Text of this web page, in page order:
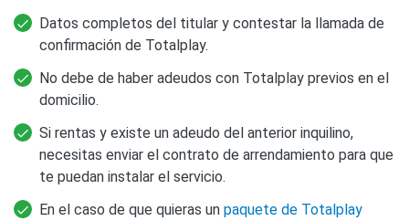
Datos completos del titular y contestar la llamada de
confirmación de Totalplay.
No debe de haber adeudos con Totalplay previos en el
domicilio.
Si rentas y existe un adeudo del anterior inquilino,
necesitas enviar el contrato de arrendamiento para que
te puedan instalar el servicio.
En el caso de que quieras un paquete de Totalplay